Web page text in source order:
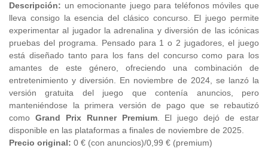
Descripción: un emocionante juego para teléfonos móviles que
lleva consigo la esencia del clásico concurso. El juego permite
experimentar al jugador la adrenalina y diversión de las icónicas
pruebas del programa. Pensado para 1 o 2 jugadores, el juego
está diseñado tanto para los fans del concurso como para los
amantes de este género, ofreciendo una combinación de
entretenimiento y diversión. En noviembre de 2024, se lanzó la
versión gratuita del juego que contenía anuncios, pero
manteniéndose la primera versión de pago que se rebautizó
como Grand Prix Runner Premium. El juego dejó de estar
disponible en las plataformas a finales de noviembre de 2025.
Precio original: 0 € (con anuncios)/0,99 € (premium)